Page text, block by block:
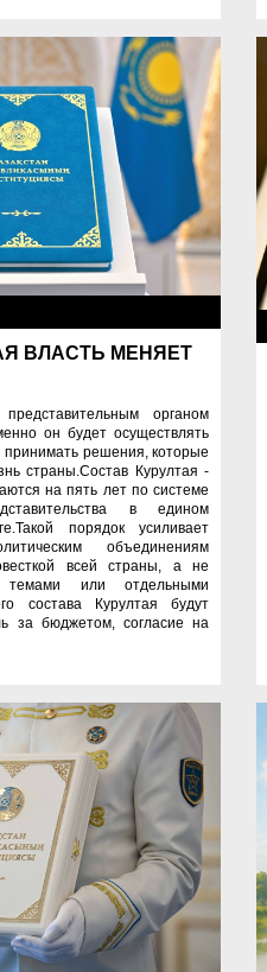
ВЛАСТЬ МЕНЯЕТ
органом
он будет осуществлять
принимать решения, которые
страны.Состав Курултая -
на пять лет по системе
в едином
порядок усиливает
объединениям
всей страны, а не
темами или отдельными
состава Курултая будут
за бюджетом, согласие на